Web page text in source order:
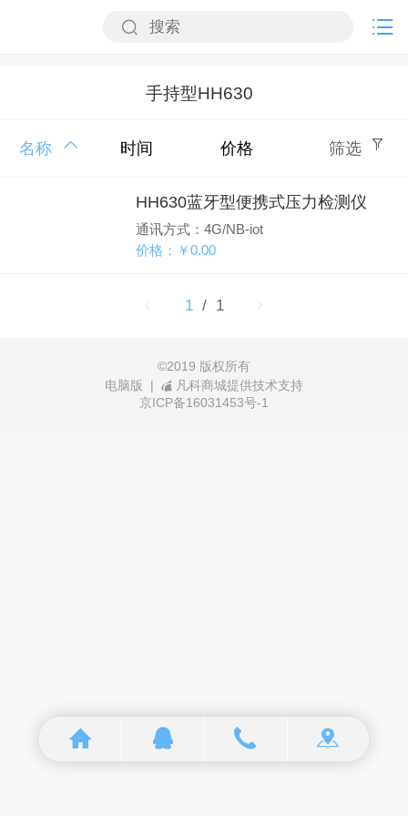
手持型HH630
名称 时间 价格 筛选
HH630蓝牙型便携式压力检测仪
通讯方式：4G/NB-iot
价格：￥0.00
1 / 1
©2019 版权所有
电脑版
|
凡科商城提供技术支持
京ICP备16031453号-1